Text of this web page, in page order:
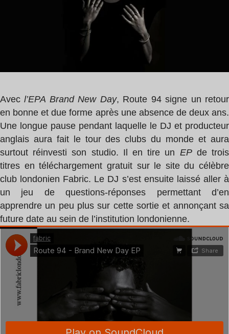
Avecl’EPA Brand New Day, Route 94 signe un retour
en bonne et due forme après une absence de deux ans.
Une longue pause pendant laquelle le DJ et producteur
anglais aura fait le tour des clubs du monde et aura
surtout réinvesti son studio. Il en tire un EPde trois
titres en téléchargement gratuit sur le site du célèbre
club londonien Fabric. Le DJ s’est ensuite laissé aller à
un jeu de questions-réponses permettant d’en
apprendre un peu plus sur cette sortie et annonçant sa
future date au sein de l’institution londonienne.